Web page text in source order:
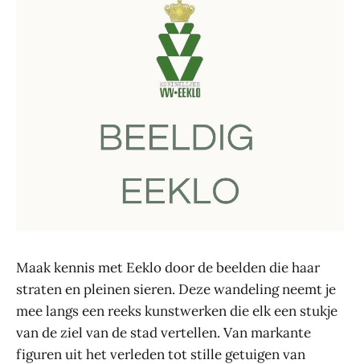
Maak kennis met Eeklo door de beelden die haar
straten en pleinen sieren. Deze wandeling neemt je
mee langs een reeks kunstwerken die elk een stukje
van de ziel van de stad vertellen. Van markante
figuren uit het verleden tot stille getuigen van